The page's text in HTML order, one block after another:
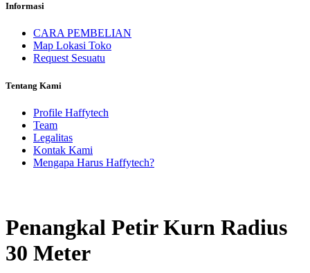
Informasi
CARA PEMBELIAN
Map Lokasi Toko
Request Sesuatu
Tentang Kami
Profile Haffytech
Team
Legalitas
Kontak Kami
Mengapa Harus Haffytech?
Penangkal Petir Kurn Radius
30 Meter